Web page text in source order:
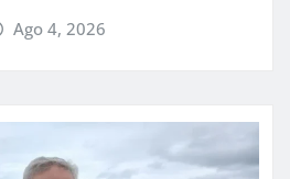
Ago 4, 2026